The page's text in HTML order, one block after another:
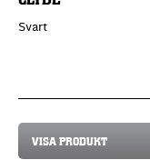
Svart
VISA PRODUKT